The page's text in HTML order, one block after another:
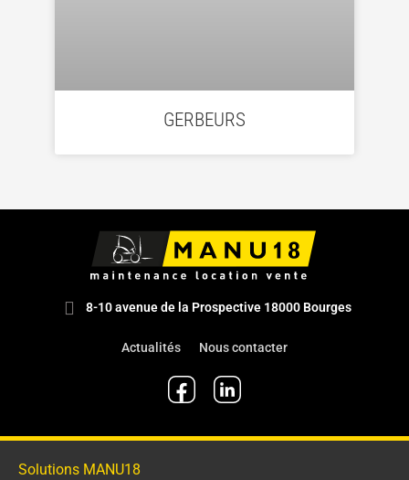
GERBEURS
8-10 avenue de la Prospective 18000 Bourges
Actualités Nous contacter
Solutions MANU18